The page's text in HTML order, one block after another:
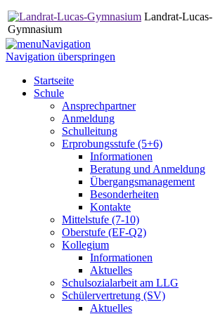
Landrat-Lucas-
Gymnasium
Navigation
Navigation überspringen
Startseite
Schule
Ansprechpartner
Anmeldung
Schulleitung
Erprobungsstufe (5+6)
Informationen
Beratung und Anmeldung
Übergangsmanagement
Besonderheiten
Kontakte
Mittelstufe (7-10)
Oberstufe (EF-Q2)
Kollegium
Informationen
Aktuelles
Schulsozialarbeit am LLG
Schülervertretung (SV)
Aktuelles